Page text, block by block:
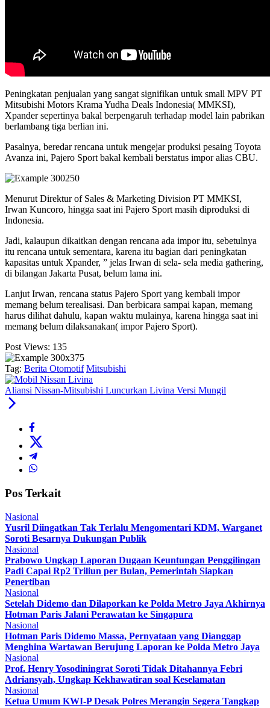
Peningkatan penjualan yang sangat signifikan untuk small MPV PT
Mitsubishi Motors Krama Yudha Deals Indonesia( MMKSI),
Xpander sepertinya bakal berpengaruh terhadap model lain pabrikan
berlambang tiga berlian ini.
Pasalnya, beredar rencana untuk mengejar produksi pesaing Toyota
Avanza ini, Pajero Sport bakal kembali berstatus impor alias CBU.
Menurut Direktur of Sales & Marketing Division PT MMKSI,
Irwan Kuncoro, hingga saat ini Pajero Sport masih diproduksi di
Indonesia.
Jadi, kalaupun dikaitkan dengan rencana ada impor itu, sebetulnya
itu rencana untuk sementara, karena itu bagian dari peningkatan
kapasitas untuk Xpander, ” jelas Irwan di sela- sela media gathering,
di bilangan Jakarta Pusat, belum lama ini.
Lanjut Irwan, rencana status Pajero Sport yang kembali impor
memang belum terealisasi. Dan berbicara sampai kapan, memang
harus dilihat dahulu, kapan waktu mulainya, karena hingga saat ini
memang belum dilaksanakan( impor Pajero Sport).
Post Views: 135
Tag: Berita Otomotif Mitsubishi
Aliansi Nissan-Mitsubishi Luncurkan Livina Versi Mungil
Pos Terkait
Nasional
Yusril Diingatkan Tak Terlalu Mengomentari KDM, Warganet
Soroti Besarnya Dukungan Publik
Nasional
Prabowo Ungkap Laporan Dugaan Keuntungan Penggilingan
Padi Capai Rp2 Triliun per Bulan, Pemerintah Siapkan
Penertiban
Nasional
Setelah Didemo dan Dilaporkan ke Polda Metro Jaya Akhirnya
Hotman Paris Jalani Perawatan ke Singapura
Nasional
Hotman Paris Didemo Massa, Pernyataan yang Dianggap
Menghina Wartawan Berujung Laporan ke Polda Metro Jaya
Nasional
Prof. Henry Yosodiningrat Soroti Tidak Ditahannya Febri
Adriansyah, Ungkap Kekhawatiran soal Keselamatan
Nasional
Ketua Umum KWI-P Desak Polres Merangin Segera Tangkap